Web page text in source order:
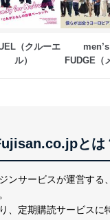
決済などの決済代行・料
ービス会社
品の供給者、梱包会社、
どの梱包・配送・配達会社
れた場合には、遅滞なく
下①～④のいずれかに該
を行なうことはできませ
無くその旨を通知すると
だきます。
に通知し、又は公表す
（クルーエ
ル）
men’s
FUDGE（
とは
ンサービスが運営する、
、 定期購読サービスに